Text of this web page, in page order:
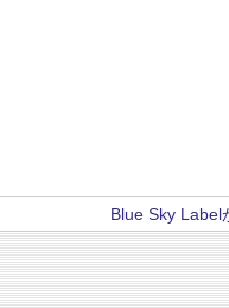
Blue Sky Label